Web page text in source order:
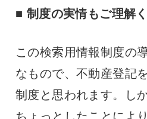
■ 制度の実情もご理解
この検索用情報制度の
なもので、不動産登記
制度と思われます。し
ちょっとしたことによ